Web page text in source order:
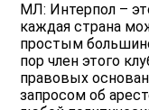
МЛ: Интерпол –
каждая страна
простым
пор член этого
правовых
запросом об